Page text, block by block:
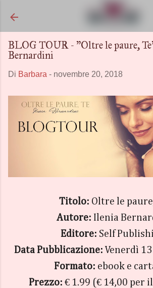
BLOG TOUR - "Oltre le paure,
Bernardini
Di Barbara - novembre 20, 2018
Titolo: Oltre le
Autore: Ilenia
Editore: Self
Data Pubblicazione: Venerdì
Formato: ebook e
Prezzo: € 1.99 (€ 14,00 per